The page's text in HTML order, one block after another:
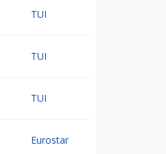
TUI
TUI
TUI
Eurostar